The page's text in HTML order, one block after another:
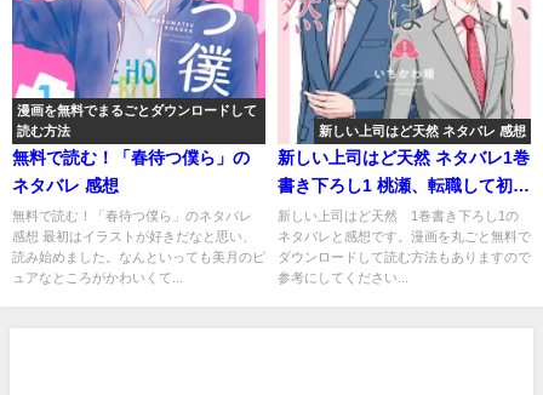
漫画を無料でまるごとダウンロードして
読む方法
無料で読む！「春待つ僕ら」の
ネタバレ 感想
無料で読む！「春待つ僕ら」のネタバレ
感想 最初はイラストが好きだなと思い、
読み始めました。なんといっても美月のピ
ュアなところがかわいくて...
新しい上司はど天然 ネタバレ 感想
新しい上司はど天然 ネタバレ1巻
書き下ろし1 桃瀬、転職して初め
て企画書作り！
新しい上司はど天然 1巻書き下ろし1の
ネタバレと感想です。漫画を丸ごと無料で
ダウンロードして読む方法もありますので
参考にしてください...